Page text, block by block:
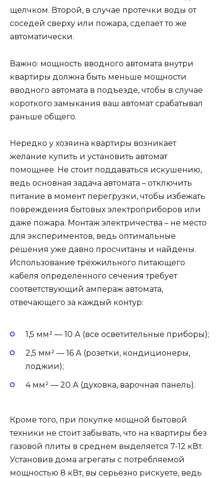
щелчком. Второй, в случае протечки воды от
соседей сверху или пожара, сделает то же
автоматически.
Важно: мощность вводного автомата внутри
квартиры должна быть меньше мощности
вводного автомата в подъезде, чтобы в случае
короткого замыкания ваш автомат срабатывал
раньше общего.
Нередко у хозяина квартиры возникает
желание купить и установить автомат
помощнее. Не стоит поддаваться искушению,
ведь основная задача автомата – отключить
питание в момент перегрузки, чтобы избежать
повреждения бытовых электроприборов или
даже пожара. Монтаж электричества – не место
для экспериментов, ведь оптимальные
решения уже давно просчитаны и найдены.
Использование трёхжильного питающего
кабеля определённого сечения требует
соответствующий ампераж автомата,
отвечающего за каждый контур:
1,5 мм² — 10 А (все осветительные приборы);
2,5 мм² — 16 А (розетки, кондиционеры,
лоджии);
4 мм² — 20 А (духовка, варочная панель).
Кроме того, при покупке мощной бытовой
техники не стоит забывать, что на квартиры без
газовой плиты в среднем выделяется 7-12 кВт.
Установив дома агрегаты с потребляемой
мощностью 8 кВт, вы серьёзно рискуете, ведь